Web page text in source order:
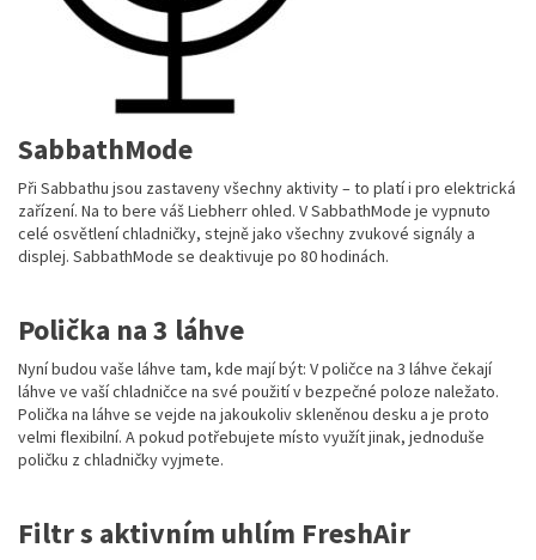
SabbathMode
Při Sabbathu jsou zastaveny všechny aktivity – to platí i pro elektrická
zařízení. Na to bere váš Liebherr ohled. V SabbathMode je vypnuto
celé osvětlení chladničky, stejně jako všechny zvukové signály a
displej. SabbathMode se deaktivuje po 80 hodinách.
Polička na 3 láhve
Nyní budou vaše láhve tam, kde mají být: V poličce na 3 láhve čekají
láhve ve vaší chladničce na své použití v bezpečné poloze naležato.
Polička na láhve se vejde na jakoukoliv skleněnou desku a je proto
velmi flexibilní. A pokud potřebujete místo využít jinak, jednoduše
poličku z chladničky vyjmete.
Filtr s aktivním uhlím FreshAir